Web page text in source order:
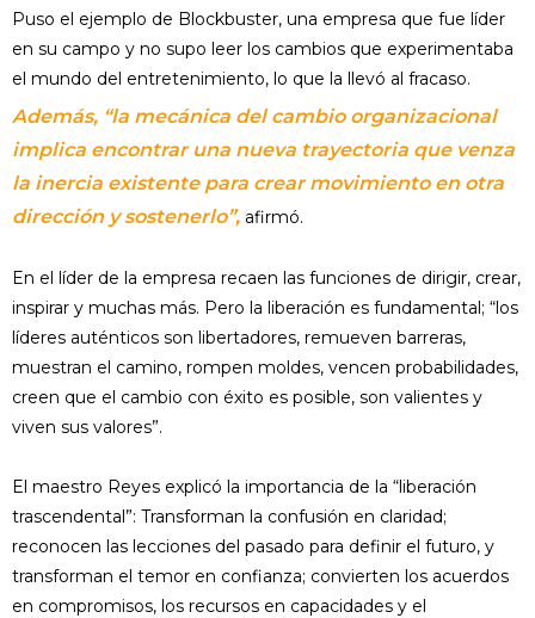
Puso el ejemplo de Blockbuster, una empresa que fue líder
en su campo y no supo leer los cambios que experimentaba
el mundo del entretenimiento, lo que la llevó al fracaso.
Además, “la mecánica del cambio organizacional
implica encontrar una nueva trayectoria que venza
la inercia existente para crear movimiento en otra
dirección y sostenerlo”, afirmó.
En el líder de la empresa recaen las funciones de dirigir, crear,
inspirar y muchas más. Pero la liberación es fundamental; “los
líderes auténticos son libertadores, remueven barreras,
muestran el camino, rompen moldes, vencen probabilidades,
creen que el cambio con éxito es posible, son valientes y
viven sus valores”.
El maestro Reyes explicó la importancia de la “liberación
trascendental”: Transforman la confusión en claridad;
reconocen las lecciones del pasado para definir el futuro, y
transforman el temor en confianza; convierten los acuerdos
en compromisos, los recursos en capacidades y el